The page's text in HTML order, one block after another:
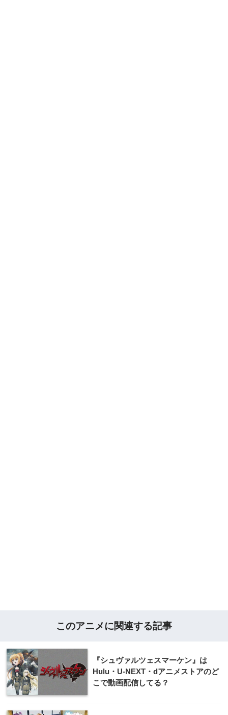
このアニメに関連する記事
『シュヴァルツェスマーケン』は
Hulu・U-NEXT・dアニメストアのど
こで動画配信してる？